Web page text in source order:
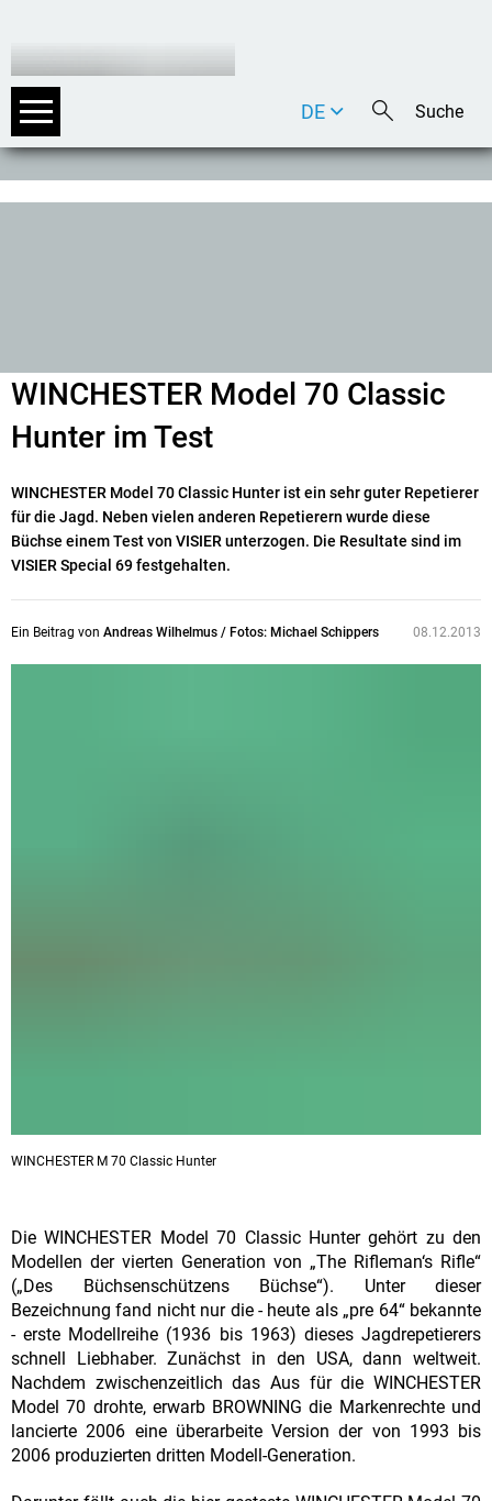
DE
EN
WINCHESTER Model 70 Classic
Hunter im Test
WINCHESTER Model 70 Classic Hunter ist ein sehr guter Repetierer
für die Jagd. Neben vielen anderen Repetierern wurde diese
Büchse einem Test von VISIER unterzogen. Die Resultate sind im
VISIER Special 69 festgehalten.
Ein Beitrag von Andreas Wilhelmus / Fotos: Michael Schippers 08.12.2013
WINCHESTER M 70 Classic Hunter
Die WINCHESTER Model 70 Classic Hunter gehört zu den
Modellen der vierten Generation von „The Rifleman‘s Rifle“
(„Des Büchsenschützens Büchse“). Unter dieser
Bezeichnung fand nicht nur die - heute als „pre 64“ bekannte
- erste Modellreihe (1936 bis 1963) dieses Jagdrepetierers
schnell Liebhaber. Zunächst in den USA, dann weltweit.
Nachdem zwischenzeitlich das Aus für die WINCHESTER
Model 70 drohte, erwarb BROWNING die Markenrechte und
lancierte 2006 eine überarbeite Version der von 1993 bis
2006 produzierten dritten Modell-Generation.